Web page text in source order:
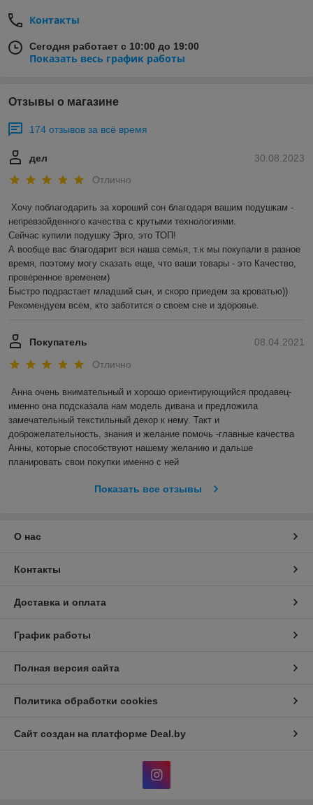
Контакты
Сегодня работает с 10:00 до 19:00
Показать весь график работы
Отзывы о магазине
174 отзывов за всё время
30.08.2023
дел
Отлично
Хочу поблагодарить за хороший сон благодаря вашим подушкам -
непревзойденного качества с крутыми технологиями.
Сейчас купили подушку Эрго, это ТОП!
А вообще вас благодарит вся наша семья, т.к мы покупали в разное
время, поэтому могу сказать еще, что ваши товары - это Качество,
проверенное временем)
Быстро подрастает младший сын, и скоро приедем за кроватью))
Рекомендуем всем, кто заботится о своем сне и здоровье.
08.04.2021
Покупатель
Отлично
Анна очень внимательный и хорошо ориентирующийся продавец-
именно она подсказала нам модель дивана и предложила
замечательный текстильный декор к нему. Такт и
доброжелательность, знания и желание помочь -главные качества
Анны, которые способствуют нашему желанию и дальше
планировать свои покупки именно с ней
Показать все отзывы
О нас
Контакты
Доставка и оплата
График работы
Полная версия сайта
Политика обработки cookies
Сайт создан на платформе Deal.by